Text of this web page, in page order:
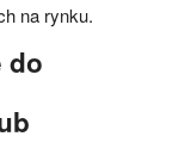
na rynku.
do